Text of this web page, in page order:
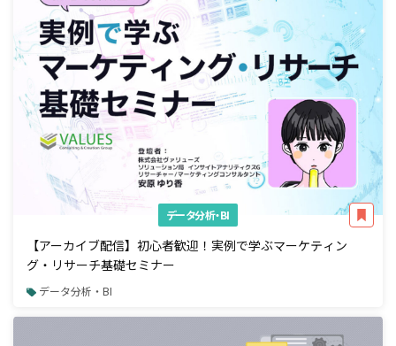
データ分析・BI
【アーカイブ配信】初心者歓迎！実例で学ぶマーケティン
グ・リサーチ基礎セミナー
データ分析・BI